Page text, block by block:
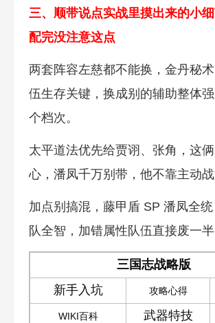
三、顺带说点实战里摸出来的小
配完没注意这点
两套阵容左慈都不能换，金丹秘
伍生存关键，换成别的辅助整体
个档次。
太平道法优先给贾诩、张角，这
心，潘凤千万别带，他不靠主动战
加点别搞混，藤甲盾 SP 潘凤全统
队全智，加错属性队伍直接废一半
三国志战略版
新手入坑
攻略心得
WIKI百科 武器特技